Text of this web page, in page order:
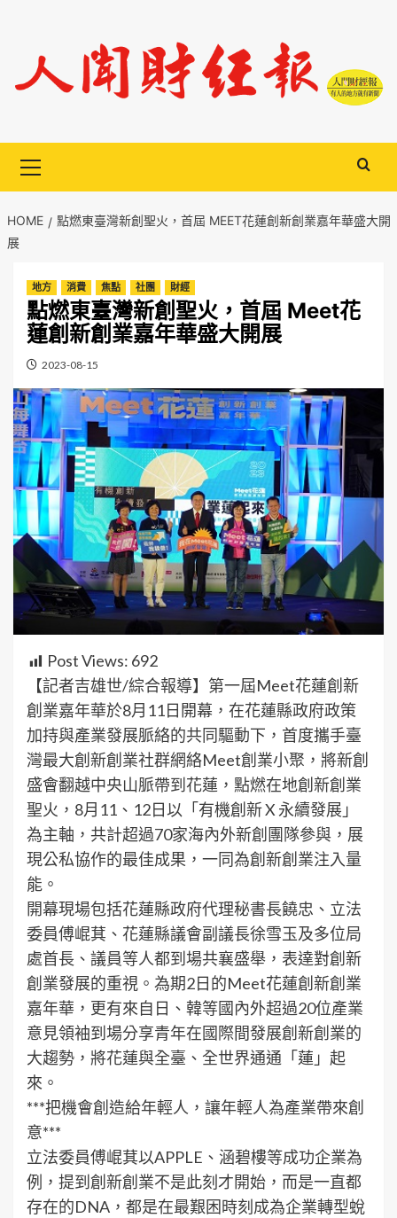
content
Menu
HOME
點燃東臺灣新創聖火，首屆 MEET花蓮創新創業嘉年華盛大開
展
地方 消費 焦點 社團 財經
點燃東臺灣新創聖火，首屆 Meet花
蓮創新創業嘉年華盛大開展
2023-08-15
Post Views: 692
【記者吉雄世/綜合報導】第一屆Meet花蓮創新
創業嘉年華於8月11日開幕，在花蓮縣政府政策
加持與產業發展脈絡的共同驅動下，首度攜手臺
灣最大創新創業社群網絡Meet創業小聚，將新創
盛會翻越中央山脈帶到花蓮，點燃在地創新創業
聖火，8月11、12日以「有機創新 X 永續發展」
為主軸，共計超過70家海內外新創團隊參與，展
現公私協作的最佳成果，一同為創新創業注入量
能。
開幕現場包括花蓮縣政府代理秘書長饒忠、立法
委員傅崐萁、花蓮縣議會副議長徐雪玉及多位局
處首長、議員等人都到場共襄盛舉，表達對創新
創業發展的重視。為期2日的Meet花蓮創新創業
嘉年華，更有來自日、韓等國內外超過20位產業
意見領袖到場分享青年在國際間發展創新創業的
大趨勢，將花蓮與全臺、全世界通通「蓮」起
來。
***把機會創造給年輕人，讓年輕人為產業帶來創
意***
立法委員傅崐萁以APPLE、涵碧樓等成功企業為
例，提到創新創業不是此刻才開始，而是一直都
存在的DNA，都是在最艱困時刻成為企業轉型蛻